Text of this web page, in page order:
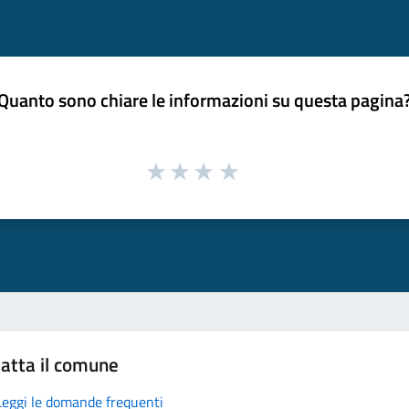
sono chiare le informazioni su questa
il comune
le domande frequenti